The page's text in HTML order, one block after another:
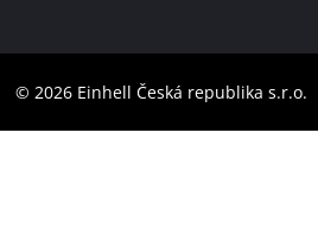
Barrierefreiheits-Erklärung
Instagram
© 2026 Einhell Česká republika s.r.o.